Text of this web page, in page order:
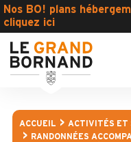
Nos BO! plans
cliquez ici
ACCUEIL ACTIVITÉS ET
RANDONNÉES